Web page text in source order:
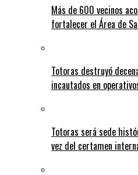
Más de 600 vecinos
fortalecer el Área de
Totoras destruyó
incautados en
Totoras será sede
vez del certamen